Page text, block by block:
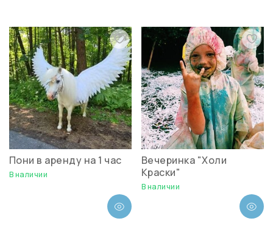
Пони в аренду на 1 час
В наличии
Вечеринка "Холи
Краски"
В наличии